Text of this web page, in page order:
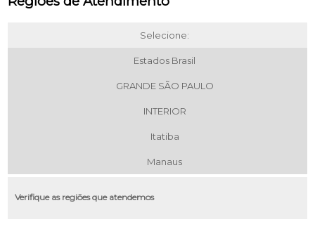
Selecione:
Estados Brasil
GRANDE SÃO PAULO
INTERIOR
Itatiba
Manaus
Verifique as regiões que atendemos